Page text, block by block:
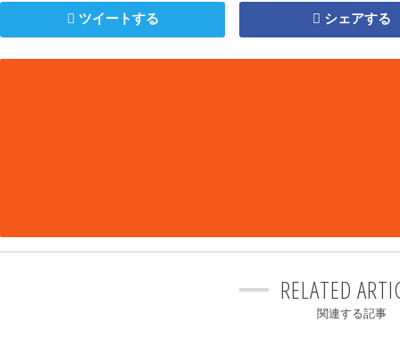
ツイートする シェアする
RELATED
関連する記事